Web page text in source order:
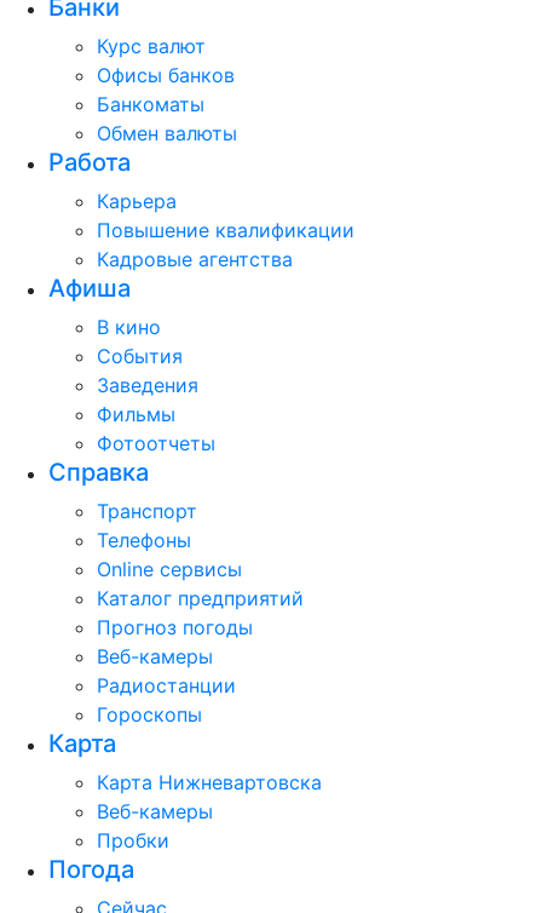
Банки
Курс валют
Офисы банков
Банкоматы
Обмен валюты
Работа
Карьера
Повышение квалификации
Кадровые агентства
Афиша
В кино
События
Заведения
Фильмы
Фотоотчеты
Справка
Транспорт
Телефоны
Online сервисы
Каталог предприятий
Прогноз погоды
Веб-камеры
Радиостанции
Гороскопы
Карта
Карта Нижневартовска
Веб-камеры
Пробки
Погода
Сейчас